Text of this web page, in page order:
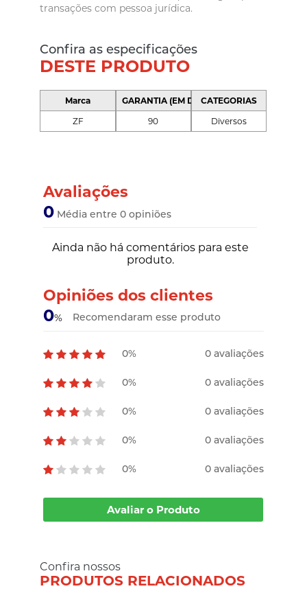
transações com pessoa jurídica.
Confira as especificações
DESTE PRODUTO
Marca
ZF
GARANTIA (EM DIAS)
90
CATEGORIAS
Diversos
Avaliações
0 Média entre 0 opiniões
Ainda não há comentários para este
produto.
Opiniões dos clientes
0% Recomendaram esse produto
0% 0 avaliações
0% 0 avaliações
0% 0 avaliações
0% 0 avaliações
0% 0 avaliações
Avaliar o Produto
Confira nossos
PRODUTOS RELACIONADOS